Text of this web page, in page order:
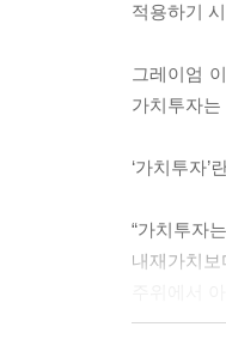
매입보유
전략적 가
벤저민 그
색인
적용하기
그레이엄
가치투자
‘가치투자’
“가치투자
내재가치